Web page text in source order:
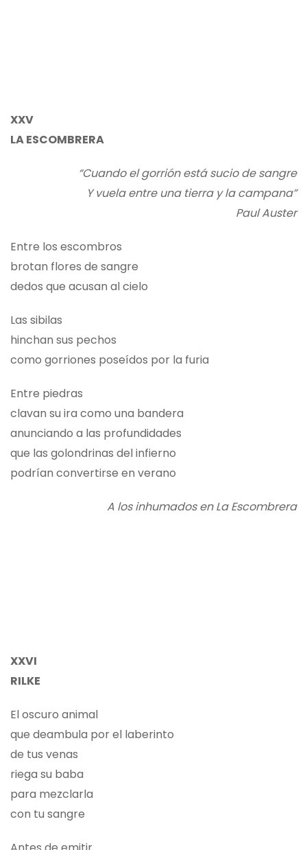
XXV
LA ESCOMBRERA
“Cuando el gorrión está sucio de sangre
Y vuela entre una tierra y la campana”
Paul Auster
Entre los escombros
brotan flores de sangre
dedos que acusan al cielo
Las sibilas
hinchan sus pechos
como gorriones poseídos por la furia
Entre piedras
clavan su ira como una bandera
anunciando a las profundidades
que las golondrinas del infierno
podrían convertirse en verano
A los inhumados en La Escombrera
XXVI
RILKE
El oscuro animal
que deambula por el laberinto
de tus venas
riega su baba
para mezclarla
con tu sangre